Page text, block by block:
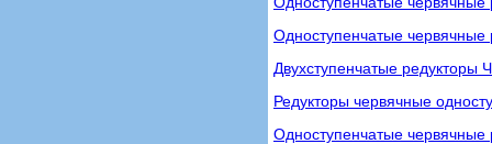
Одноступенчатые червячные
Двухступенчатые редукторы
Редукторы червячные
Одноступенчатые червячные